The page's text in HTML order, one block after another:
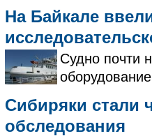
На Байкале
Судно почти
Сибиряки стали
обследования